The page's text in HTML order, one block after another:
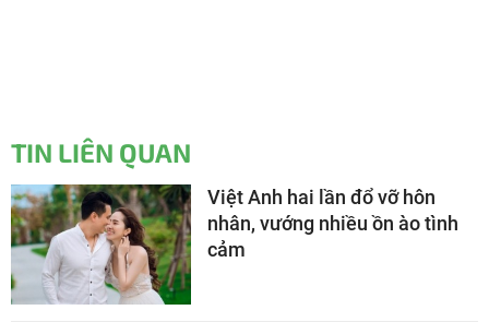
TIN LIÊN QUAN
Việt Anh hai lần đổ vỡ hôn
nhân, vướng nhiều ồn ào tình
cảm